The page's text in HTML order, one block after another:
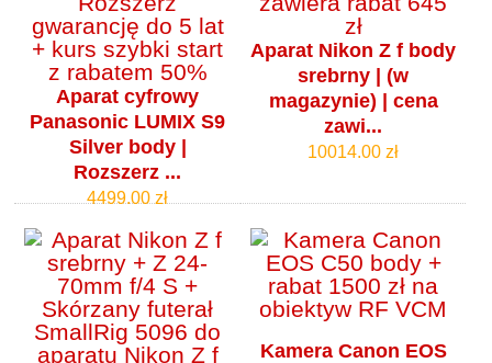
Aparat cyfrowy
Panasonic LUMIX S9
Silver body |
Rozszerz ...
4499.00 zł
Aparat Nikon Z f body
srebrny | (w
magazynie) | cena
zawi...
10014.00 zł
Kamera Canon EOS